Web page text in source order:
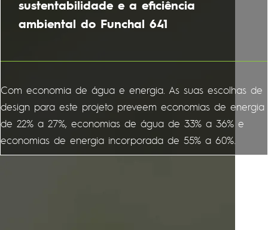
sustentabilidade e a eficiência
ambiental do Funchal 641
Com economia de água e energia. As suas escolhas de
design para este projeto preveem economias de energia
de 22% a 27%, economias de água de 33% a 36% e
economias de energia incorporada de 55% a 60%.